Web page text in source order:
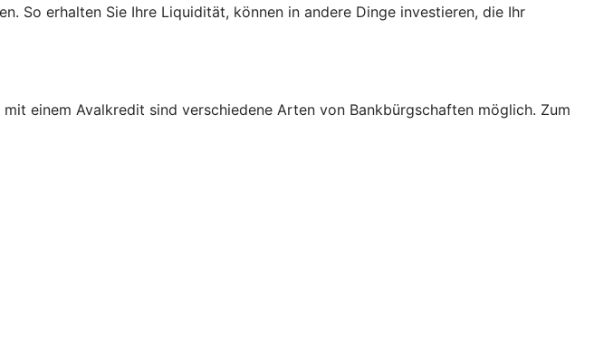
So erhalten Sie Ihre Liquidität, können in andere Dinge investieren, die Ihr
einem Avalkredit sind verschiedene Arten von Bankbürgschaften möglich. Zum